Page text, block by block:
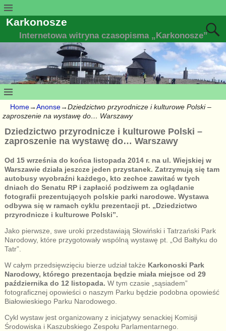
Karkonosze
Internetowa witryna czasopisma „Karkonosze”
Home→Anonse→Dziedzictwo przyrodnicze i kulturowe Polski –
zaproszenie na wystawę do… Warszawy
Dziedzictwo przyrodnicze i kulturowe Polski –
zaproszenie na wystawę do… Warszawy
Od 15 września do końca listopada 2014 r. na ul. Wiejskiej w
Warszawie działa jeszcze jeden przystanek. Zatrzymują się tam
autobusy wyobraźni każdego, kto zechce zawitać w tych
dniach do Senatu RP i zapłacić podziwem za oglądanie
fotografii prezentujących polskie parki narodowe. Wystawa
odbywa się w ramach cyklu prezentacji pt. „Dziedzictwo
przyrodnicze i kulturowe Polski”.
Jako pierwsze, swe uroki przedstawiają Słowiński i Tatrzański Park
Narodowy, które przygotowały wspólną wystawę pt. „Od Bałtyku do
Tatr”.
W całym przedsięwzięciu bierze udział także Karkonoski Park
Narodowy, którego prezentacja będzie miała miejsce od 29
października do 12 listopada. W tym czasie „sąsiadem”
fotograficznej opowieści o naszym Parku będzie podobna opowieść
Białowieskiego Parku Narodowego.
Cykl wystaw jest organizowany z inicjatywy senackiej Komisji
Środowiska i Kaszubskiego Zespołu Parlamentarnego.